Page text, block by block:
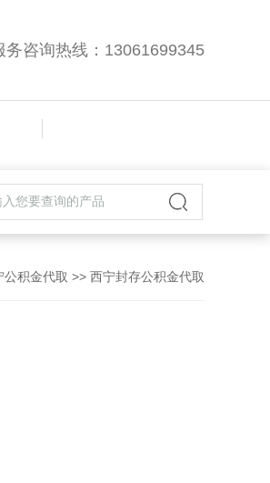
务咨询热线：13061699345
公积金代取 >> 西宁封存公积金代取